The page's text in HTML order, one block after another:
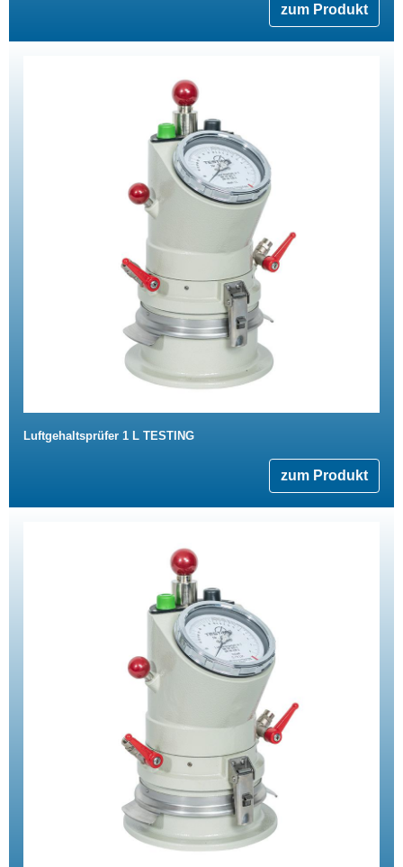
zum Produkt
Luftgehaltsprüfer 1 L TESTING
zum Produkt